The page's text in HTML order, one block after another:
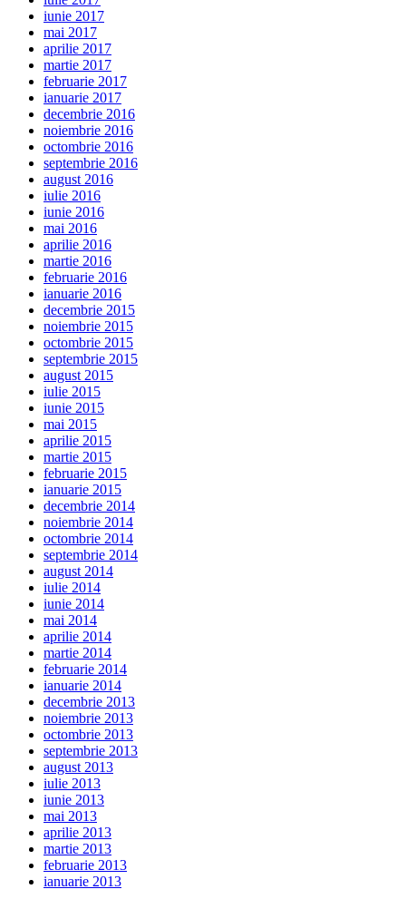
iunie 2017
mai 2017
aprilie 2017
martie 2017
februarie 2017
ianuarie 2017
decembrie 2016
noiembrie 2016
octombrie 2016
septembrie 2016
august 2016
iulie 2016
iunie 2016
mai 2016
aprilie 2016
martie 2016
februarie 2016
ianuarie 2016
decembrie 2015
noiembrie 2015
octombrie 2015
septembrie 2015
august 2015
iulie 2015
iunie 2015
mai 2015
aprilie 2015
martie 2015
februarie 2015
ianuarie 2015
decembrie 2014
noiembrie 2014
octombrie 2014
septembrie 2014
august 2014
iulie 2014
iunie 2014
mai 2014
aprilie 2014
martie 2014
februarie 2014
ianuarie 2014
decembrie 2013
noiembrie 2013
octombrie 2013
septembrie 2013
august 2013
iulie 2013
iunie 2013
mai 2013
aprilie 2013
martie 2013
februarie 2013
ianuarie 2013